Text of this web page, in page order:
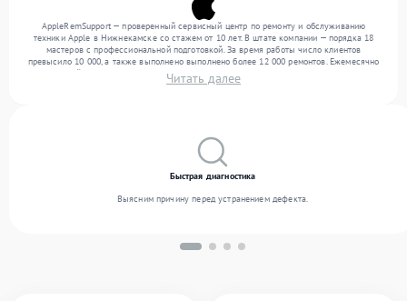
AppleRemSupport — проверенный сервисный центр по ремонту и обслуживанию
техники Apple в Нижнекамске со стажем от 10 лет. В штате компании — порядка 18
мастеров с профессиональной подготовкой. За время работы число клиентов
превысило 10 000, а также выполнено выполнено более 12 000 ремонтов. Ежемесячно
в сервисный центр поступает свыше 300 единиц техники, включая , , . Мы беремся за
задачи любой сложности и обеспечиваем надежный результат благодаря отлаженным
Читать далее
Быстрая диагностика
Выясним причину перед устранением дефекта.